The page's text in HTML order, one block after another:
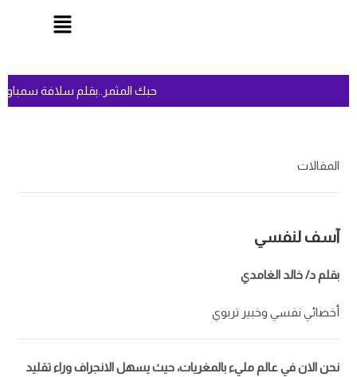
حبك المثمر..بقلم سلافة
المقالات
آسف لنفسي
بقلم د/ خالد الغامدي
أخصائي نفسي وخبير تربوي
نحن الان في عالم مليء بالمغريات، حيث يسهل الانجراف وراء تقليد